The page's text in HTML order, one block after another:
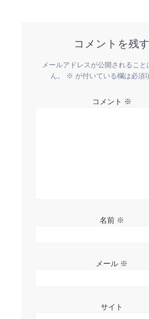
コメントを残す
メールアドレスが公開されるこ
ん。
※ が付いている欄は必須
コメント ※
名前 ※
メール ※
サイト